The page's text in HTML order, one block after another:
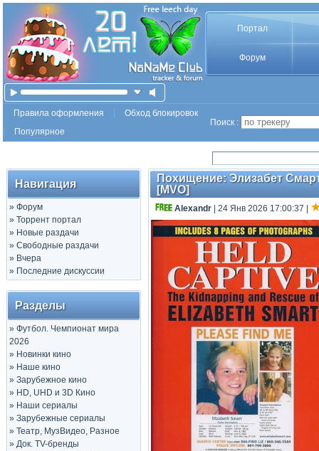
Портал
Форум
Правила оформления
Обход блокировок
Популярное
Поиск :
Навигация
» Форум
» Торрент портал
» Новые раздачи
» Свободные раздачи
» Вчера
» Последние дискуссии
Разделы
» Футбол. Чемпионат мира
2026
» Новинки кино
» Наше кино
» Зарубежное кино
» HD, UHD и 3D Кино
» Наши сериалы
» Зарубежные сериалы
» Театр, МузВидео, Разное
» Док. TV-бренды
Похищение: Элизабет
[MVO]
Аlехаndr | 24 Янв 2026 17:00:37